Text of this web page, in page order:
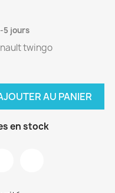
5 jours
twingo
AU PANIER
en stock